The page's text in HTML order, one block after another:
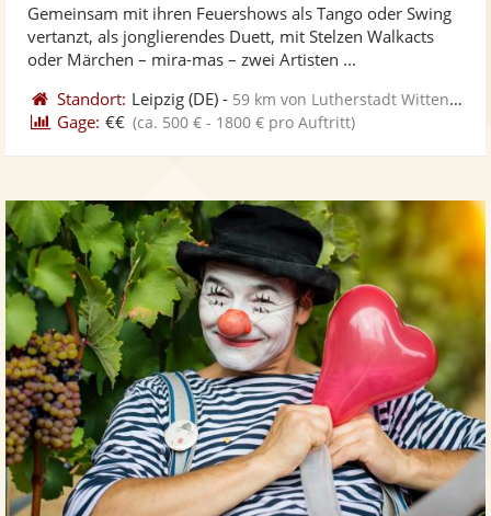
Fotos
5
Gemeinsam mit ihren Feuershows als Tango oder Swing
vertanzt, als jonglierendes Duett, mit Stelzen Walkacts
oder Märchen – mira-mas – zwei Artisten ...
Standort: Leipzig (DE) - 59 km von Lutherstadt Wittenberg
Gage: €€ (ca. 500 € - 1800 € pro Auftritt)